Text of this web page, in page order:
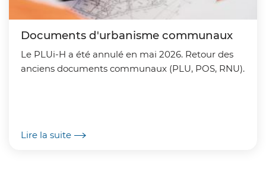
Documents d'urbanisme communaux
Le PLUi-H a été annulé en mai 2026. Retour des
anciens documents communaux (PLU, POS, RNU).
Lire la suite